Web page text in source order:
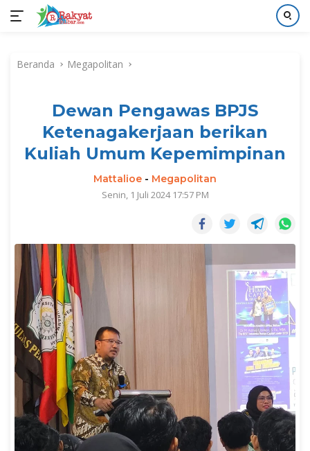
kontenBeranda Megapolitan
Dewan Pengawas BPJS
Ketenagakerjaan berikan
Kuliah Umum Kepemimpinan
Mattalioe - Megapolitan
Senin, 1 Juli 2024 17:57 PM